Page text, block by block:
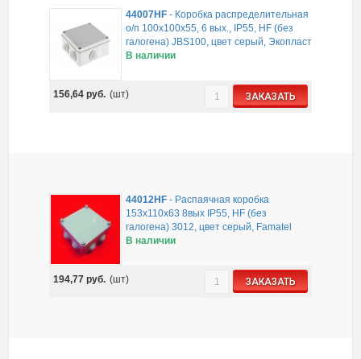
44007HF- Коробка распределительная
о/п 100х100х55, 6 вых., IP55, HF (без
галогена) JBS100, цвет серый, Экопласт
В наличии
156,64 руб. (шт) ЗАКАЗАТЬ
44012HF- Распаячная коробка
153х110х63 8вых IP55, HF (без
галогена) 3012, цвет серый, Famatel
В наличии
194,77 руб. (шт) ЗАКАЗАТЬ